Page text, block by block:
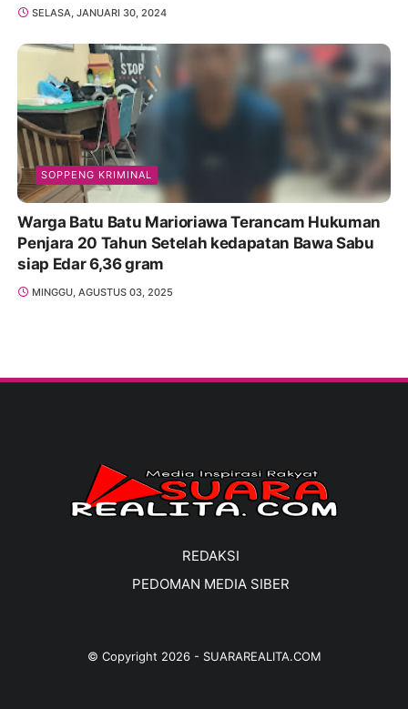
SELASA, JANUARI 30, 2024
SOPPENG KRIMINAL
Warga Batu Batu Marioriawa Terancam Hukuman
Penjara 20 Tahun Setelah kedapatan Bawa Sabu
siap Edar 6,36 gram
MINGGU, AGUSTUS 03, 2025
REDAKSI
PEDOMAN MEDIA SIBER
© Copyright 2026- SUARAREALITA.COM